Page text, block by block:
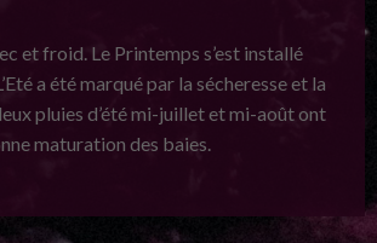
et froid. Le Printemps s’est installé
a été marqué par la sécheresse et la
pluies d’été mi-juillet et mi-août ont
maturation des baies.